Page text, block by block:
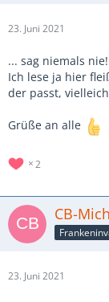
23. Juni 2021
... sag niemals nie!
Ich lese ja hier
der passt,
Grüße an alle
2
CB-
23. Juni 2021